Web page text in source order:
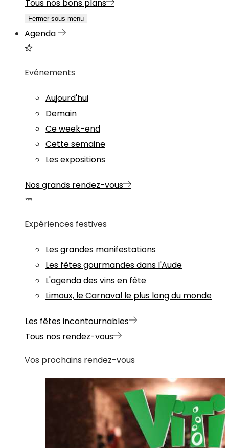
Tous nos bons plans
Fermer sous-menu
Agenda
Evénements
Aujourd'hui
Demain
Ce week-end
Cette semaine
Les expositions
Nos grands rendez-vous
Expériences festives
Les grandes manifestations
Les fêtes gourmandes dans l'Aude
L'agenda des vins en fête
Limoux, le Carnaval le plus long du monde
Les fêtes incontournables
Tous nos rendez-vous
Vos prochains rendez-vous